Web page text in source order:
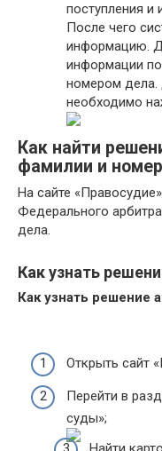
поступления и
После чего
информацию.
информации
номером дела.
необходимо
Как найти
фамилии и
На сайте
Федерального
дела.
Как узнать
Как узнать решение
Открыть сайт
Перейти в
суды»;